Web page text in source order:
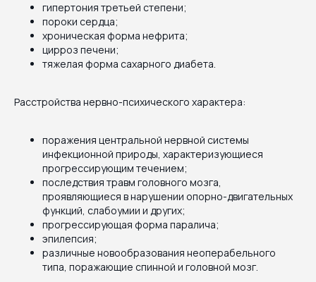
гипертония третьей степени;
пороки сердца;
хроническая форма нефрита;
цирроз печени;
тяжелая форма сахарного диабета.
Расстройства нервно-психического характера:
поражения центральной нервной системы
инфекционной природы, характеризующиеся
прогрессирующим течением;
последствия травм головного мозга,
проявляющиеся в нарушении опорно-двигательных
функций, слабоумии и других;
прогрессирующая форма паралича;
эпилепсия;
различные новообразования неоперабельного
типа, поражающие спинной и головной мозг.